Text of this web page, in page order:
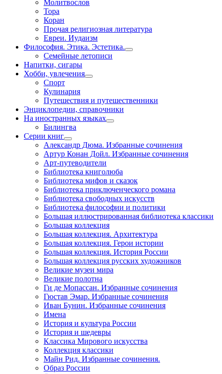
Молитвослов
Тора
Коран
Прочая религиозная литература
Евреи. Иудаизм
Философия. Этика. Эстетика.
Семейные летописи
Напитки, сигары
Хобби, увлечения
Спорт
Кулинария
Путешествия и путешественники
Энциклопедии, справочники
На иностранных языках
Билингва
Серии книг
Александр Дюма. Избранные сочинения
Артур Конан Дойл. Избранные сочинения
Арт-путеводители
Библиотека книголюба
Библиотека мифов и сказок
Библиотека приключенческого романа
Библиотека свободных искусств
Библиотека философии и политики
Большая иллюстрированная библиотека классики
Большая коллекция
Большая коллекция. Архитектура
Большая коллекция. Герои истории
Большая коллекция. История России
Большая коллекция русских художников
Великие музеи мира
Великие полотна
Ги де Мопассан. Избранные сочинения
Гюстав Эмар. Избранные сочинения
Иван Бунин. Избранные сочинения
Имена
История и культура России
История и шедевры
Классика Мирового искусства
Коллекция классики
Майн Рид. Избранные сочинения.
Образ России